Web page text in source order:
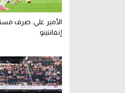
الأمير علي: صرف
إنفانتينو